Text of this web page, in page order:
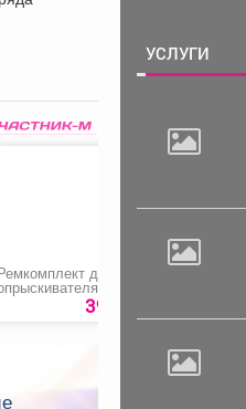
для
«ОП-207/ОП-209 №1»
39 руб.
УСЛУГИ